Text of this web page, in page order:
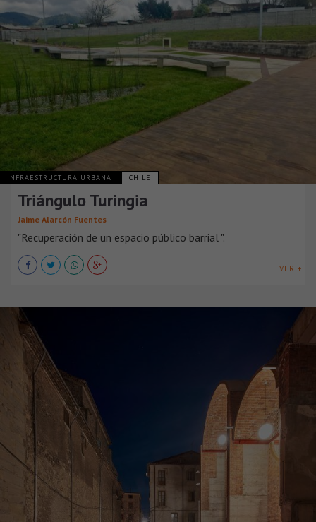
INFRAESTRUCTURA URBANA CHILE
Triángulo Turingia
Jaime Alarcón Fuentes
"Recuperación de un espacio público barrial ".
VER +